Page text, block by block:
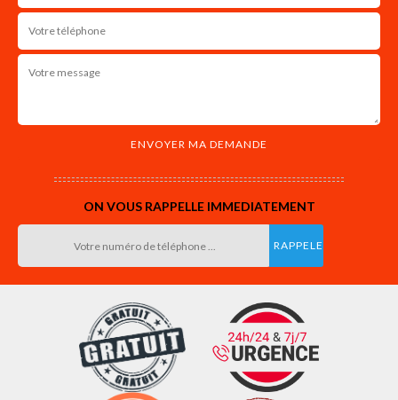
ON VOUS RAPPELLE IMMEDIATEMENT